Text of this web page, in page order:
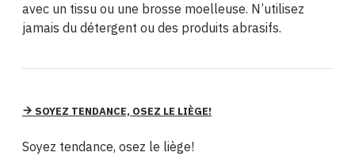
avec un tissu ou une brosse moelleuse. N’utilisez
jamais du détergent ou des produits abrasifs.
SOYEZ TENDANCE, OSEZ LE LIÈGE!
Soyez tendance, osez le liège!